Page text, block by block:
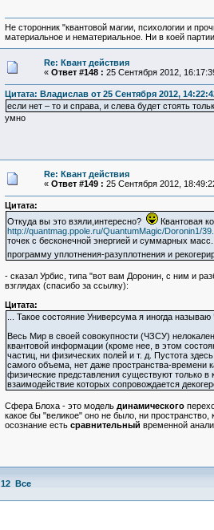
Не сторонник "квантовой магии, психологии и
материальное и нематериальное. Ни в коей
Re: Квант действия
« Ответ #148 : 25 Сентября 2012,
Цитата: Владислав от 25 Сентября 2012,
если нет – то и справа, и слева будет стоять
умно
Re: Квант действия
« Ответ #149 : 25 Сентября 2012,
Цитата:
Откуда вы это взяли,интересно?
Квантовая
http://quantmag.ppole.ru/QuantumMagic/Doronin1/
точек с бесконечной энергией и суммарных
программу уплотнения-разуплотнения и
- сказал Урбис, типа "вот вам Доронин, с ним и
взглядах (спасибо за ссылку):
Цитата:
... Такое состояние Универсума я иногда
Весь Мир в своей совокупности (ЧЗСУ)
квантовой информации (кроме нее, в этом
частиц, ни физических полей и т. д. Пустота
самого объема, нет даже пространства-времени
физические представления существуют только
взаимодействие которых сопровождается
Сфера Блоха - это модель динамического
какое бы "великое" оно не было, ни
осознание есть сравнительный временной
12 Все